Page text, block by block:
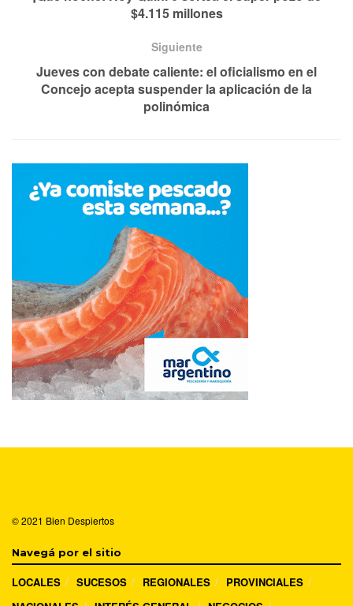
$4.115 millones
Siguiente
Jueves con debate caliente: el oficialismo en el
Concejo acepta suspender la aplicación de la
polinómica
© 2021 Bien Despiertos
Navegá por el sitio
LOCALES SUCESOS REGIONALES
PROVINCIALES